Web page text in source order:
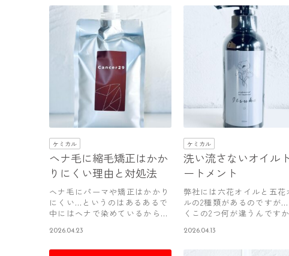
ケミカル
ヘナ毛に縮毛矯正はかか
りにくい理由と対処法
ヘナ毛にパーマや矯正はかかり
にくい…というのはあるあるで
中にはヘナで染めているからと
2026.04.23
ケミカル
洗い流さないオイル
ートメント
弊社には六花オイルと五花
ルの2種類があるのですが
くこの2つ何が違うんです
2026.04.13